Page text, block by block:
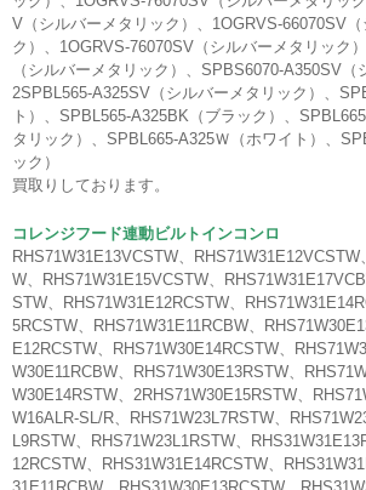
V（シルバーメタリック）、1OGRVS-66070SV
ク）、1OGRVS-76070SV（シルバーメタリック
（シルバーメタリック）、SPBS6070-A350SV（
2SPBL565-A325SV（シルバーメタリック）、
ト）、SPBL565-A325BK（ブラック）、
タリック）、SPBL665-A325Ｗ（ホワイト）、
ック）
買取りしております。
コレンジフード連動ビルトインコンロ
RHS71W31E13VCSTW、
W、RHS71W31E15VCSTW、
STW、RHS71W31E12RCSTW、
5RCSTW、RHS71W31E11RCBW、
E12RCSTW、RHS71W30E14RCSTW、
W30E11RCBW、RHS71W30E13RSTW、
W30E14RSTW、2RHS71W30E15RSTW、
W16ALR-SL/R、RHS71W23L7RSTW、
L9RSTW、RHS71W23L1RSTW、
12RCSTW、RHS31W31E14RCSTW、